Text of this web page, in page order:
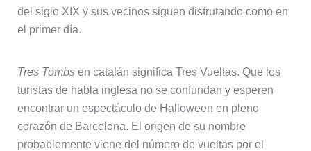
del siglo XIX y sus vecinos siguen disfrutando como en
el primer día.
Tres Tombsen catalán significa Tres Vueltas. Que los
turistas de habla inglesa no se confundan y esperen
encontrar un espectáculo de Halloween en pleno
corazón de Barcelona. El origen de su nombre
probablemente viene del número de vueltas por el